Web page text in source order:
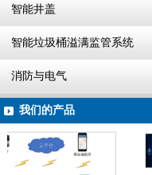
智能井盖
智能垃圾桶溢满监管系统
消防与电气
我们的产品